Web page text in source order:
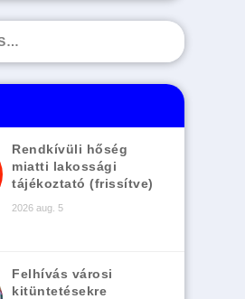
Rendkívüli hőség
miatti lakossági
tájékoztató (frissítve)
2026 aug. 5
Felhívás városi
kitüntetésekre